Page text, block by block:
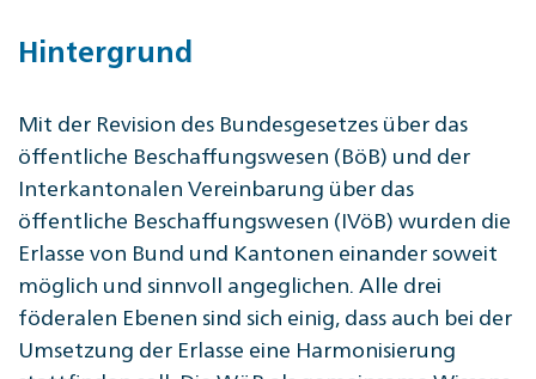
Hintergrund
Mit der Revision des Bundesgesetzes über das
öffentliche Beschaffungswesen (BöB) und der
Interkantonalen Vereinbarung über das
öffentliche Beschaffungswesen (IVöB) wurden die
Erlasse von Bund und Kantonen einander soweit
möglich und sinnvoll angeglichen. Alle drei
föderalen Ebenen sind sich einig, dass auch bei der
Umsetzung der Erlasse eine Harmonisierung